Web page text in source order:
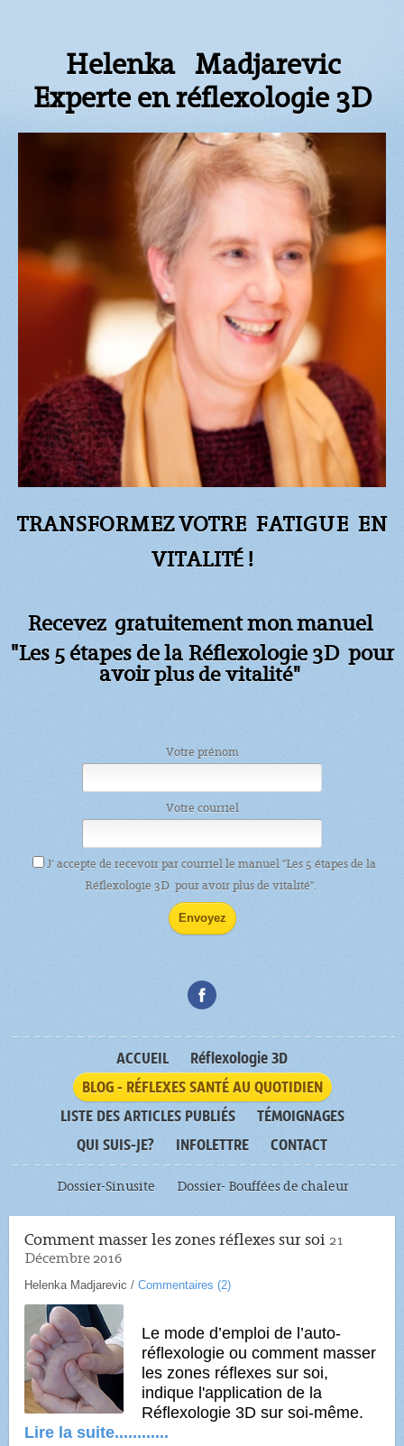
Helenka Madjarevic
Experte en réflexologie 3D
TRANSFORMEZ VOTRE FATIGUE EN
VITALITÉ !
Recevez gratuitement mon manuel
"Les 5 étapes de la Réflexologie 3D pour
avoirplus de vitalité"
Votre prénom
Votre courriel
J’ accepte de recevoir par courriel le manuel "Les 5 étapes de la
Réflexologie 3D pour avoir plus de vitalité".
ACCUEIL
Réflexologie 3D
BLOG - RÉFLEXES SANTÉ AU QUOTIDIEN
LISTE DES ARTICLES PUBLIÉS
TÉMOIGNAGES
QUI SUIS-JE?
INFOLETTRE CONTACT
Dossier-Sinusite Dossier- Bouffées de chaleur
Comment masser les zones réflexes sur soi21
Décembre 2016
Helenka Madjarevic /Commentaires (2)
Le mode d’emploi de l’auto-
réflexologie ou comment masser
les zones réflexes sur soi,
indique l'application de la
Réflexologie 3D sur soi-même.
Lire la suite............